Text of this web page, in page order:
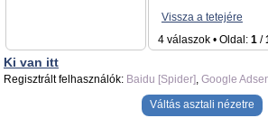
Vissza a tetejére
4 válaszok • Oldal: 1 /
Ki van itt
Regisztrált felhasználók: Baidu [Spider], Google
Váltás asztali nézetre